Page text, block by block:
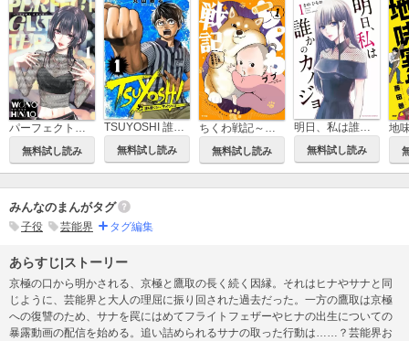
無料試し読み
TSUYOSHI 誰も勝てない、アイツには
無料試し読み 無料試し読み
明日、私は誰かのカノジョ
無料試し読み
みんなのまんがタグ
子役 芸能界 タグ編集
あらすじ|ストーリー
京極の口から明かされる、京極と鷹取の長く続く因縁。それはヒナやサナと同
じように、芸能界と大人の理屈に振り回された過去だった。一方の鷹取は京極
への復讐のため、サナを罠にはめてフライトフェザーやヒナの出生についての
暴露動画の配信を始める。追い詰められるサナの取った行動は……？芸能界お